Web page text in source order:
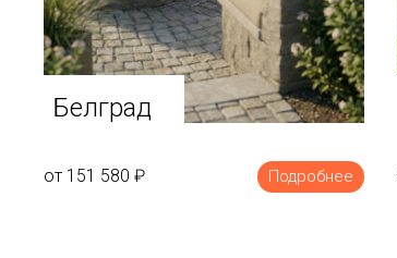
Белград
от 151 580 ₽ Подробнее